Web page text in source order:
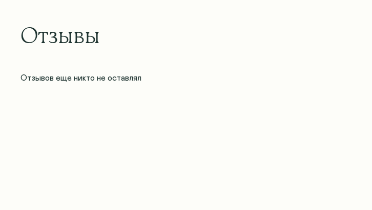
Отзывы
Отзывов еще никто не оставлял